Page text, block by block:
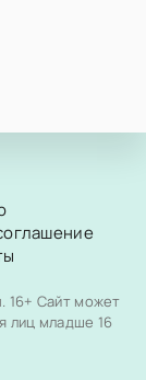
16+ Сайт может
лиц младше 16